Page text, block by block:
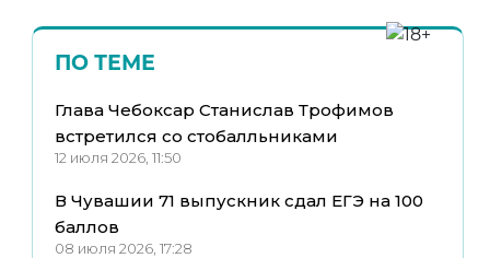
ПО ТЕМЕ
Глава Чебоксар Станислав Трофимов
встретился со стобалльниками
12 июля 2026, 11:50
В Чувашии 71 выпускник сдал ЕГЭ на 100
баллов
08 июля 2026, 17:28